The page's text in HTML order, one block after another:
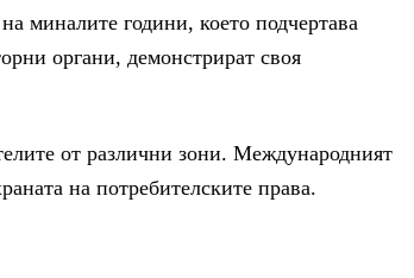
миналите години, което подчертава
органи, демонстрират своя
от различни зони. Международният
на потребителските права.